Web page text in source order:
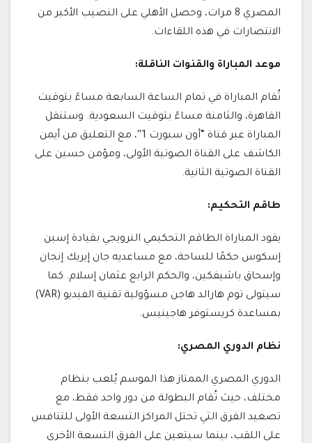
المصري 8 مرات، وحصل الأهلي على النصيب الأكبر من
الانتصارات في هذه اللقاءات.
موعد المباراة والقنوات الناقلة:
تُقام المباراة في تمام الساعة السابعة مساءً بتوقيت
القاهرة، والثامنة مساءً بتوقيت السعودية. وستنقل
المباراة عبر قناة “أون سبورت 1″، مع التعليق من أيمن
الكاشف على القناة الصوتية الأولى، ومؤمن حسين على
القناة الصوتية الثانية.
طاقم التحكيم:
يقود المباراة الطاقم التحكيمي النرويجي بقيادة إسبن
إسكوس حكمًا للساحة، مع مساعديه جان إيريك إنجان
وإسحاق باشيفكين، والحكم الرابع عثمان إسلام. كما
سيتولى توم هارالد هاجن مسؤولية تقنية الفيديو (VAR)
بمساعدة كريستوفر هاجينيس.
نظام الدوري المصري:
الدوري المصري الممتاز هذا الموسم يُلعب بنظام
مختلف، حيث تُقام البطولة من دور واحد فقط، مع
تصعيد الفرق التي تحتل المراكز التسعة الأولى للتنافس
على اللقب، بينما سيتعين على الفرق التسعة الأخرى